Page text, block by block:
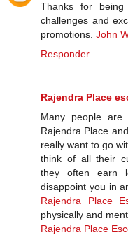
Thanks for
challenges and
promotions. John
Responder
Rajendra Place
Many people
Rajendra Place
really want to go
think of all their
they often earn
disappoint you in
Rajendra Place
physically and
Rajendra Place